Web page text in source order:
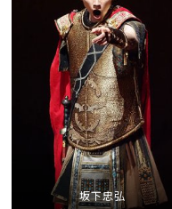
坂下忠弘